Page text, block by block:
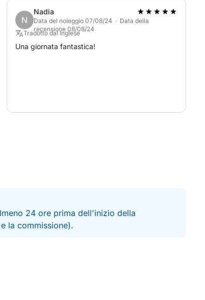
N
Nadia
Data del noleggio 07/08/24 · Data della
recensione 08/08/24
Tradotto dal Inglese
Una giornata fantastica!
24 ore prima dell'inizio della
la commissione).